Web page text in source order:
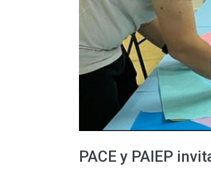
PACE y PAIEP